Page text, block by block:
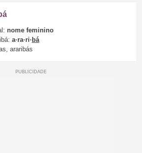
nome feminino
a·ra·ri·bá
araribás